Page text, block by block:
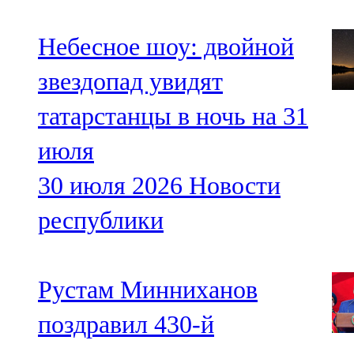
Небесное шоу: двойной
звездопад увидят
татарстанцы в ночь на 31
июля
30 июля 2026 Новости
республики
Рустам Минниханов
поздравил 430-й